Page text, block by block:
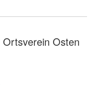
Ortsverein Osten